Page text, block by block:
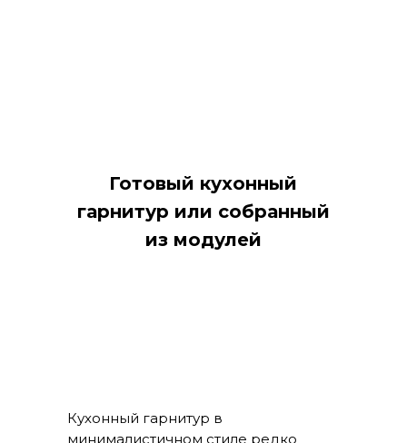
Готовый кухонный
гарнитур или собранный
из модулей
Кухонный гарнитур в
минималистичном стиле редко